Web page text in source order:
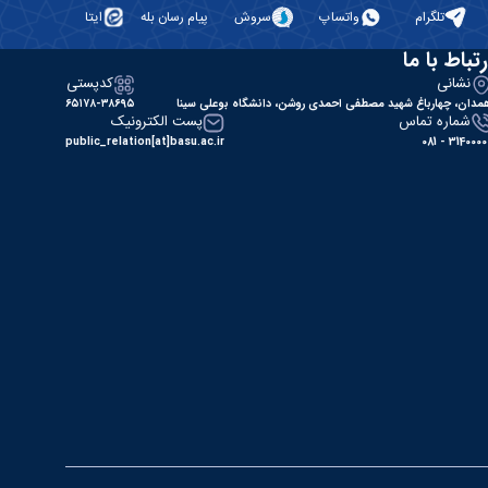
تلگرام واتساپ سروش پیام رسان بله ایتا
با ما
نشانی
چهارباغ شهید مصطفی احمدی روشن، دانشگاه بوعلی سینا
کدپستی
۶۵۱۷۸-۳۸۶۹۵
شماره تماس
31400000 -
پست الکترونیک
public_relation[at]basu.ac.ir